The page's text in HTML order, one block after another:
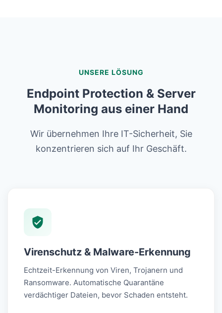
UNSERE LÖSUNG
Endpoint Protection & Server
Monitoring aus einer Hand
Wir übernehmen Ihre IT-Sicherheit, Sie
konzentrieren sich auf Ihr Geschäft.
Virenschutz & Malware-Erkennung
Echtzeit-Erkennung von Viren, Trojanern und
Ransomware. Automatische Quarantäne
verdächtiger Dateien, bevor Schaden entsteht.